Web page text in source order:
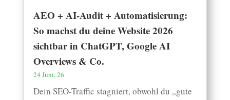
AEO + AI-Audit + Automatisierung:
So machst du deine Website 2026
sichtbar in ChatGPT, Google AI
Overviews & Co.
24 Juni. 26
Dein SEO-Traffic stagniert, obwohl du „gute